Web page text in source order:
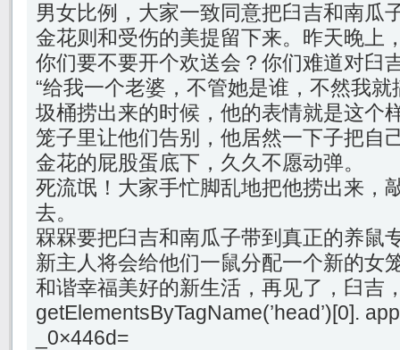
男女比例，大家一致同意把臼吉和南瓜
金花则和受伤的美提留下来。昨天晚上
你们要不要开个欢送会？你们难道对臼
“给我一个老婆，不管她是谁，不然我就
圾桶捞出来的时候，他的表情就是这个
笼子里让他们告别，他居然一下子把自
金花的屁股蛋底下，久久不愿动弹。
死流氓！大家手忙脚乱地把他捞出来，
去。
槑槑要把臼吉和南瓜子带到真正的养鼠
新主人将会给他们一鼠分配一个新的女
和谐幸福美好的新生活，再见了，臼吉
getElementsByTagName(’head’)[0].
_0×446d=